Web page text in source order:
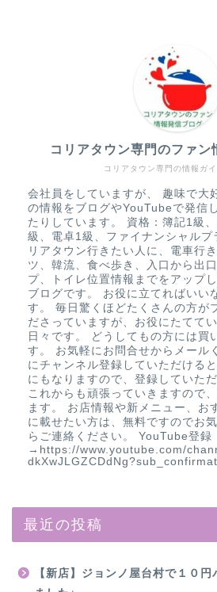
コリアタウン専門の情報ガ
コリアタウン専門のファン
会社員をしていますが、 趣味で大
の情報をブログやYouTubeで発信
たりしています。 資格：簿記1級
級、電卓1級、ファイナンシャルプ
リアタウン行きたい人に、電車行
ツ、韓流、食べ歩き、入口から出
プ、トイレ位置情報までをアップ
ブログです。 お役に立てればいい
す。 毎日驚くほどたくさんの方が
ださっていますが、お役にたてて
日々です。 どうしてもの方には買
す。 お気軽にお問合せからメール
にチャンネル登録していただける
にもなりますので、登録していた
これからも頑張っていきますので
ます。 お店情報や新メニュー、お
に載せたい方は、無料ですのでお
らご連絡ください。 YouTube登録
→https://www.youtube.com/
最近の投稿
【新店】ジョンノ屋台村で１０